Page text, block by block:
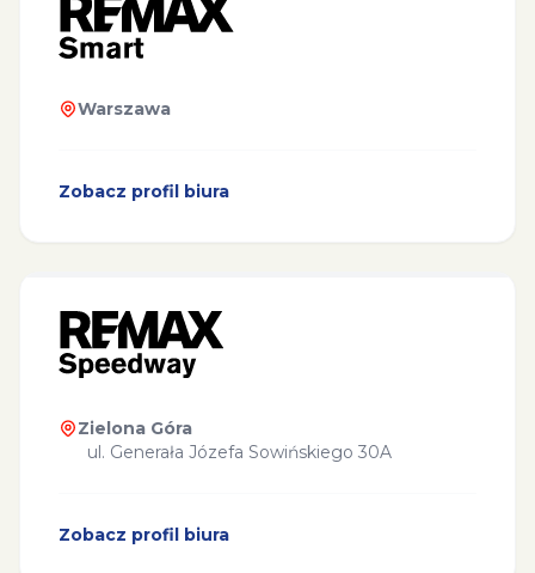
Warszawa
Zobacz profil biura
Zielona Góra
ul. Generała Józefa Sowińskiego 30A
Zobacz profil biura